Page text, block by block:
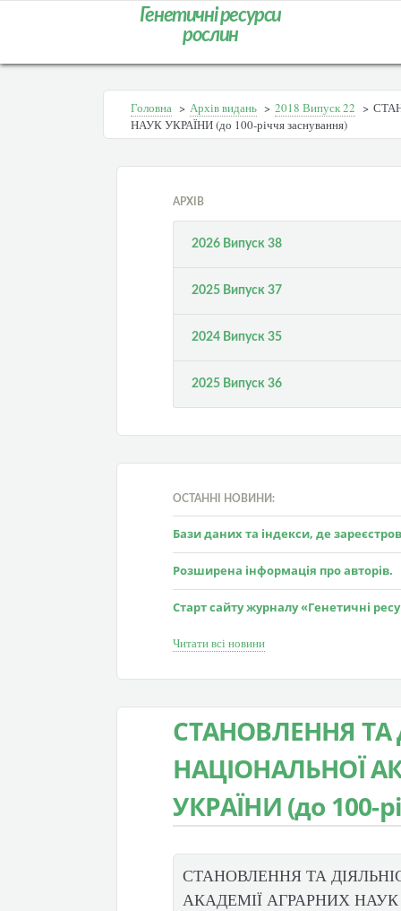
Генетичні ресурси
рослин
Головна > Архів видань > 2018 Випуск 22 >
НАУК УКРАЇНИ (до 100-річчя заснування)
АРХІВ
2026 Випуск 38
2025 Випуск 37
2024 Випуск 35
2025 Випуск 36
ОСТАННІ НОВИНИ:
Бази даних та індекси, де
Розширена інформація про авторів.
Старт сайту журналу «Генетичні
Читати всі новини
СТАНОВЛЕННЯ ТА
НАЦІОНАЛЬНОЇ
УКРАЇНИ (до 100-
СТАНОВЛЕННЯ ТА
АКАДЕМІЇ АГРАРНИХ НАУК